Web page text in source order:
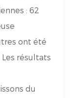
: 62
ont été
résultats
du